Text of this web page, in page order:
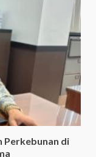
Perkebunan di